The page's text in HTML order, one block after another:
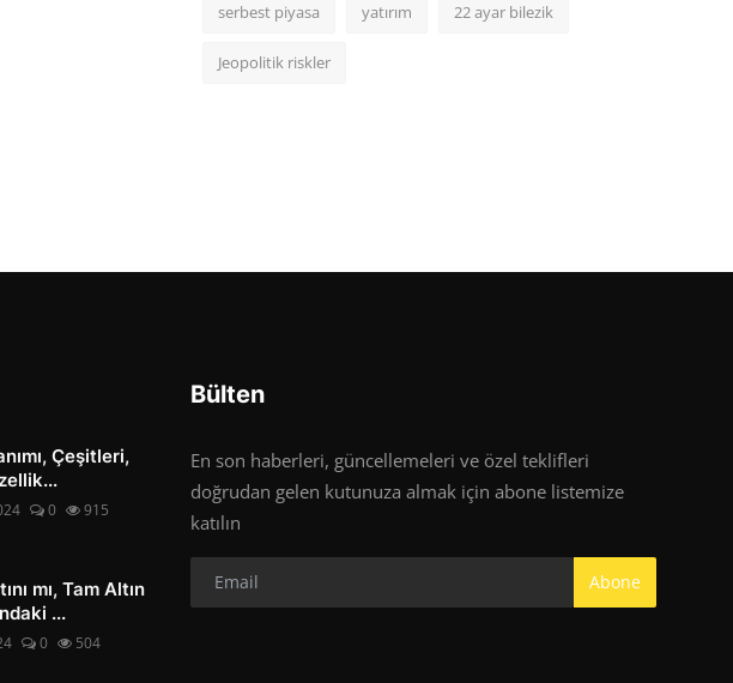
serbest piyasa yatırım 22 ayar bilezik
Jeopolitik riskler
Çeşitleri,
0 915
mı, Tam Altın
...
0 504
Bülten
En son haberleri, güncellemeleri ve özel teklifleri
doğrudan gelen kutunuza almak için abone listemize
katılın
Abone